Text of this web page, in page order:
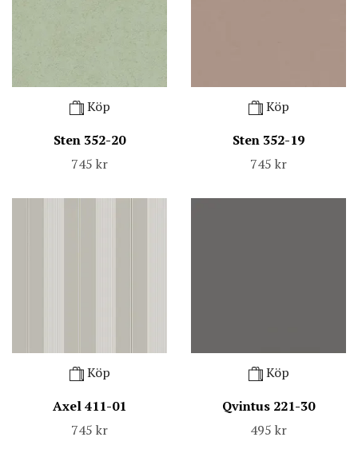
Köp
Sten 352-20
745 kr
Köp
Sten 352-19
745 kr
Köp
Axel 411-01
745 kr
Köp
Qvintus 221-30
495 kr